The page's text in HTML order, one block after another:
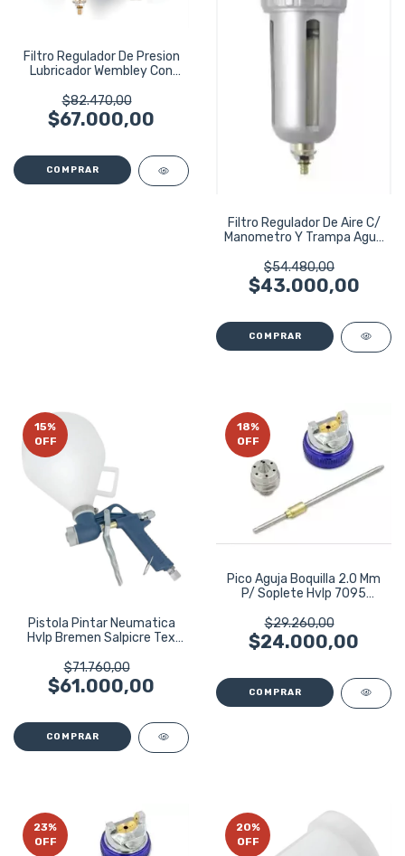
Filtro Regulador De Presion
Lubricador Wembley Con
$82.470,00
$67.000,00
Filtro Regulador De Aire C/
Manometro Y Trampa Agua
$54.480,00
$43.000,00
15%
OFF
Pistola Pintar Neumatica
Hvlp Bremen Salpicre Tex
$71.760,00
$61.000,00
18%
OFF
Pico Aguja Boquilla 2.0 Mm
P/ Soplete Hvlp 7095
$29.260,00
$24.000,00
23%
OFF
20%
OFF